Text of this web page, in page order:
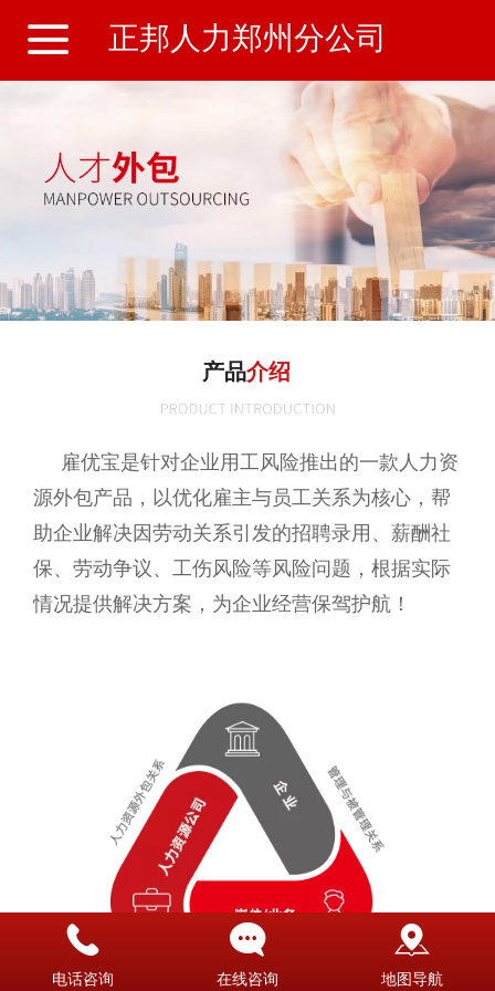
正邦人力郑州分公司
产品介绍
雇优宝是针对企业用工风险推出的一款人力资
源外包产品，以优化雇主与员工关系为核心，帮
助企业解决因劳动关系引发的招聘录用、薪酬社
保、劳动争议、工伤风险等风险问题，根据实际
情况提供解决方案，为企业经营保驾护航！
电话咨询 在线咨询 地图导航